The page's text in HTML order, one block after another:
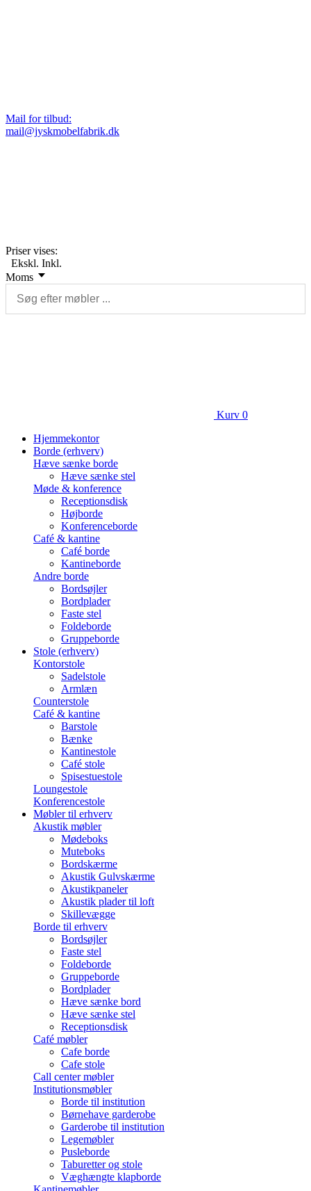
Mail for tilbud:
mail@jyskmobelfabrik.dk
Priser vises:
Ekskl. Inkl.
Moms
Kurv 0
Hjemmekontor
Borde (erhverv)
Hæve sænke borde
Hæve sænke stel
Møde & konference
Receptionsdisk
Højborde
Konferenceborde
Café & kantine
Café borde
Kantineborde
Andre borde
Bordsøjler
Bordplader
Faste stel
Foldeborde
Gruppeborde
Stole (erhverv)
Kontorstole
Sadelstole
Armlæn
Counterstole
Café & kantine
Barstole
Bænke
Kantinestole
Café stole
Spisestuestole
Loungestole
Konferencestole
Møbler til erhverv
Akustik møbler
Mødeboks
Muteboks
Bordskærme
Akustik Gulvskærme
Akustikpaneler
Akustik plader til loft
Skillevægge
Borde til erhverv
Bordsøjler
Faste stel
Foldeborde
Gruppeborde
Bordplader
Hæve sænke bord
Hæve sænke stel
Receptionsdisk
Café møbler
Cafe borde
Cafe stole
Call center møbler
Institutionsmøbler
Borde til institution
Børnehave garderobe
Garderobe til institution
Legemøbler
Pusleborde
Taburetter og stole
Væghængte klapborde